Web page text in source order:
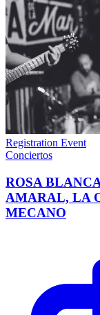
Registration Event
Conciertos
ROSA
AMARAL, LA
MECANO